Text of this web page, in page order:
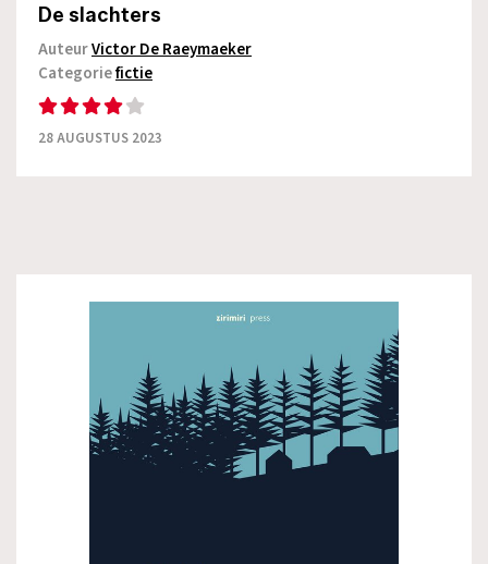
De slachters
AuteurVictor De Raeymaeker
Categoriefictie
28 AUGUSTUS 2023